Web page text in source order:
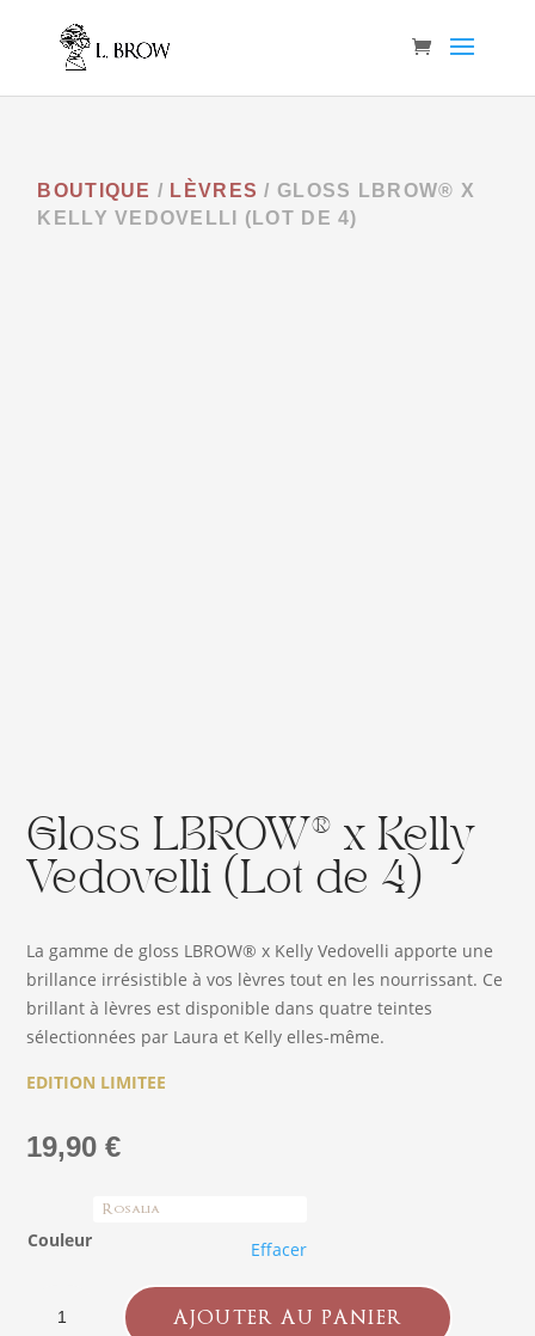
BOUTIQUE / LÈVRES / GLOSS LBROW® X
KELLY VEDOVELLI (LOT DE 4)
Gloss LBROW® x Kelly
Vedovelli (Lot de 4)
La gamme de gloss LBROW® x Kelly Vedovelli apporte une
brillance irrésistible à vos lèvres tout en les nourrissant. Ce
brillant à lèvres est disponible dans quatre teintes
sélectionnées par Laura et Kelly elles-même.
EDITION LIMITEE
19,90€
Couleur Effacer
AJOUTER AU PANIER